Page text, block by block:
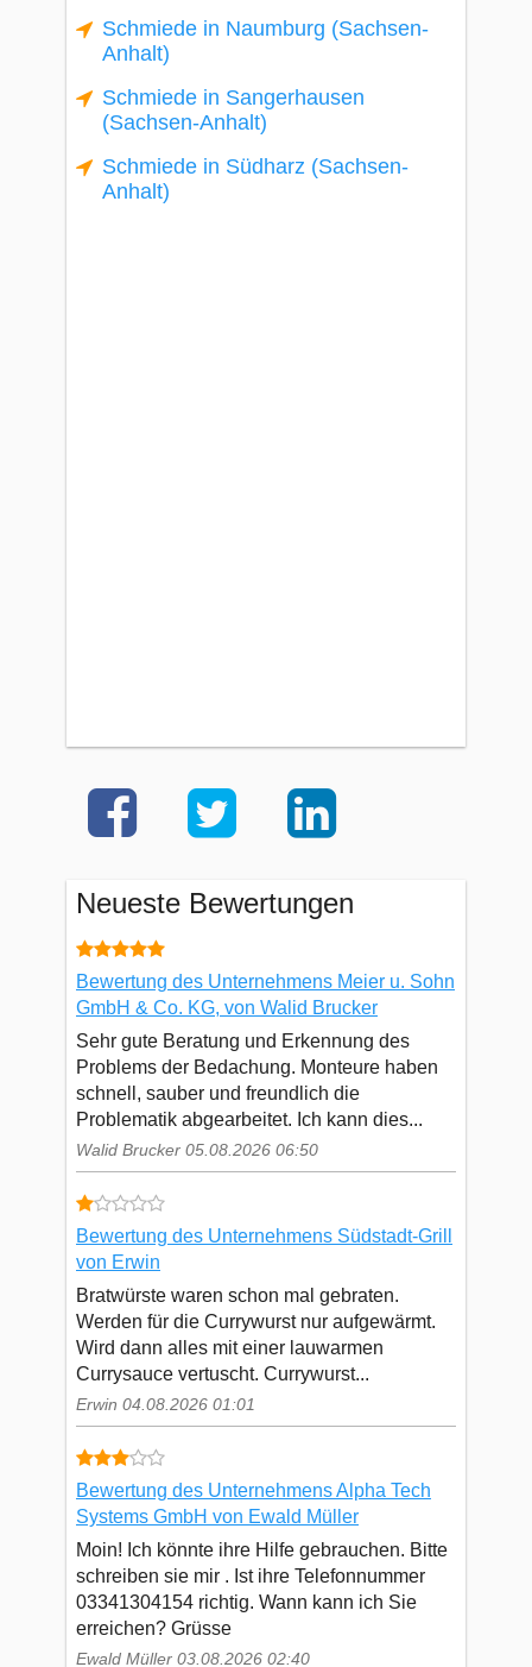
Schmiede in Naumburg (Sachsen-
Anhalt)
Schmiede in Sangerhausen
(Sachsen-Anhalt)
Schmiede in Südharz (Sachsen-
Anhalt)
Neueste Bewertungen
Bewertung des Unternehmens Meier u. Sohn
GmbH & Co. KG, von Walid Brucker
Sehr gute Beratung und Erkennung des
Problems der Bedachung. Monteure haben
schnell, sauber und freundlich die
Problematik abgearbeitet. Ich kann dies...
Walid Brucker 05.08.2026 06:50
Bewertung des Unternehmens Südstadt-Grill
von Erwin
Bratwürste waren schon mal gebraten.
Werden für die Currywurst nur aufgewärmt.
Wird dann alles mit einer lauwarmen
Currysauce vertuscht. Currywurst...
Erwin 04.08.2026 01:01
Bewertung des Unternehmens Alpha Tech
Systems GmbH von Ewald Müller
Moin! Ich könnte ihre Hilfe gebrauchen. Bitte
schreiben sie mir . Ist ihre Telefonnummer
03341304154 richtig. Wann kann ich Sie
erreichen? Grüsse
Ewald Müller 03.08.2026 02:40